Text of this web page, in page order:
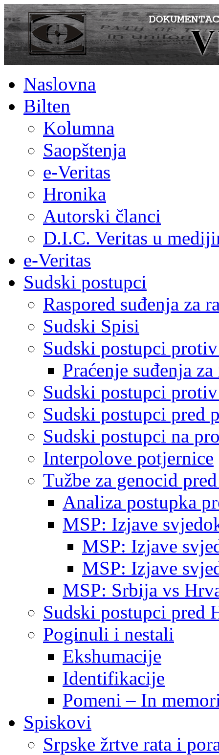
Naslovna
Bilten
Kolumna
Saopštenja
e-Veritas
Hronika
Autorski članci
D.I.C. Veritas u
e-Veritas
Sudski postupci
Raspored suđenja za
Sudski Spisi
Sudski postupci
Praćenje suđenja
Sudski postupci
Sudski postupci pred
Sudski postupci na
Interpolove potjernice
Tužbe za genocid
Analiza postupka
MSP: Izjave
MSP: Izjave
MSP: Izjave
MSP: Srbija vs
Sudski postupci pred
Poginuli i nestali
Ekshumacije
Identifikacije
Pomeni – In
Spiskovi
Srpske žrtve rata i